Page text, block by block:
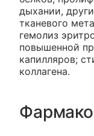
дыхании,
тканевого
гемолиз
повышенной
капилляров;
коллагена.